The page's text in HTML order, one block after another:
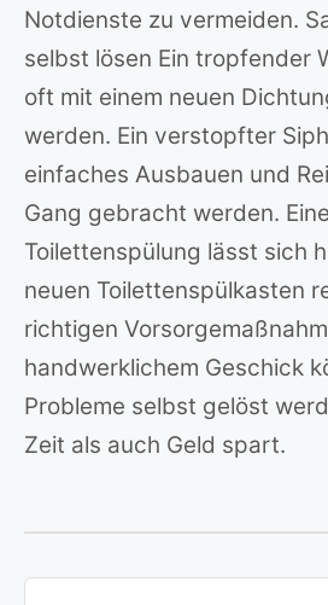
Notdienste zu vermeiden.
selbst lösen Ein tropfender
oft mit einem neuen
werden. Ein verstopfter
einfaches Ausbauen und
Gang gebracht werden.
Toilettenspülung lässt sich
neuen Toilettenspülkasten
richtigen
handwerklichem Geschick
Probleme selbst gelöst
Zeit als auch Geld spart.